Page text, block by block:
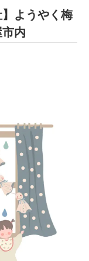
】ようやく梅
内